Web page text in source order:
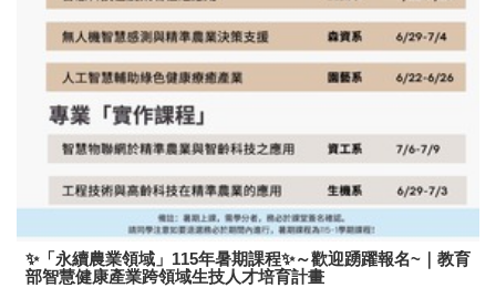
✨「永續農業領域」115年暑期課程✨～歡迎踴躍報名~｜教育
部智慧健康產業跨領域生技人才培育計畫